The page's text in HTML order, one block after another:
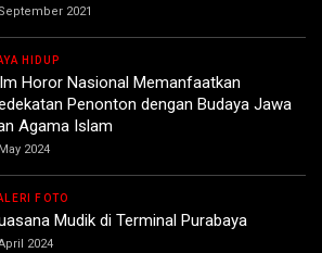
2021
HIDUP
Horor Nasional Memanfaatkan
Penonton dengan Budaya Jawa
Agama Islam
2024
FOTO
Mudik di Terminal Purabaya
2024